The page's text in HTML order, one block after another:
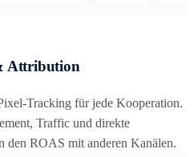
Attribution
Tracking für jede Kooperation.
Traffic und direkte
ROAS mit anderen Kanälen.